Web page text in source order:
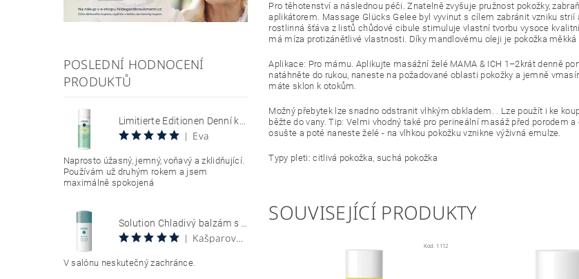
POSLEDNÍ HODNOCENÍ
PRODUKTŮ
Limitierte Editionen Denní krém s SPF 30, chránící citlivou pokožku se sklonem k zarudnutí a kuperóze 50 ml Hyaluron Sun Relax Tages Creme SPF 30
|
Eva
Naprosto úžasný, jemný, voňavý a zklidňující.
Používám už druhým rokem a jsem
maximálně spokojená
Solution Chladivý balzám s aloe vera 100 ml Aloe Vera Cool Gel
|
Kašparová Vendula
V salónu neskutečný zachránce.
Pro těhotenství a následnou péči. Znatelně zvyšuje pružnost pokožky,
aplikátorem. Massage Glücks Gelee byl vyvinut s cílem zabránit vzniku
rostlinná šťáva z listů chůdové cibule stimuluje vlastní tvorbu vysoce
má míza protizánětlivé vlastnosti. Díky mandlovému oleji je pokožka měkká
Aplikace: Pro mámu. Aplikujte masážní želé MAMA & ICH 1–2krát denně
natáhněte do rukou, naneste na požadované oblasti pokožky a jemně
máte sklon k otokům.
Možný přebytek lze snadno odstranit vlhkým obkladem. . Lze použít i ke
běžte do vany. Tip: Velmi vhodný také pro perineální masáž před porodem
osušte a poté naneste želé - na vlhkou pokožku vznikne výživná emulze.
Typy pleti: citlivá pokožka, suchá pokožka
SOUVISEJÍCÍ PRODUKTY
Kód: 1112